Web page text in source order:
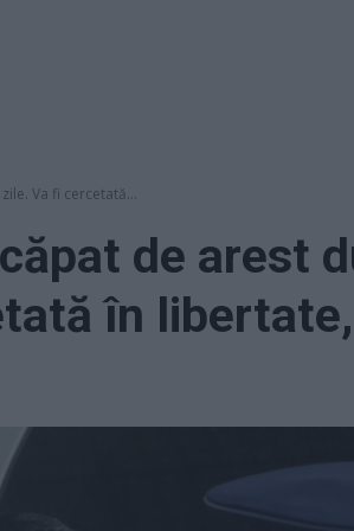
Va fi cercetată...
de arest
în